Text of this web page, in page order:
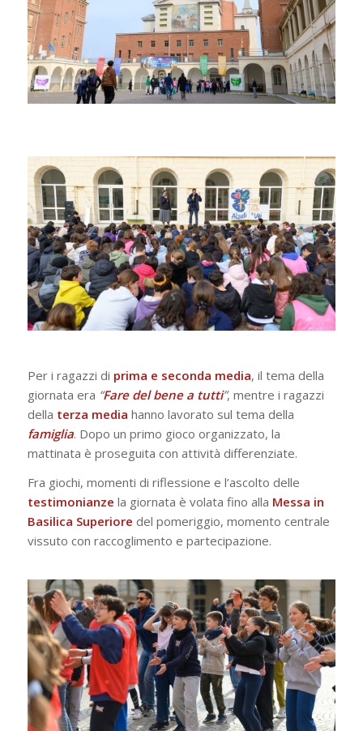
Per i ragazzi di prima e seconda media, il tema della
giornata era “Fare del bene a tutti”, mentre i ragazzi
della terza media hanno lavorato sul tema della
famiglia. Dopo un primo gioco organizzato, la
mattinata è proseguita con attività differenziate.
Fra giochi, momenti di riflessione e l’ascolto delle
testimonianze la giornata è volata fino alla Messa in
Basilica Superiore del pomeriggio, momento centrale
vissuto con raccoglimento e partecipazione.